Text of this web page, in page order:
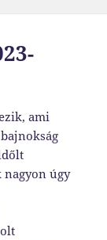
ami
nagyon úgy